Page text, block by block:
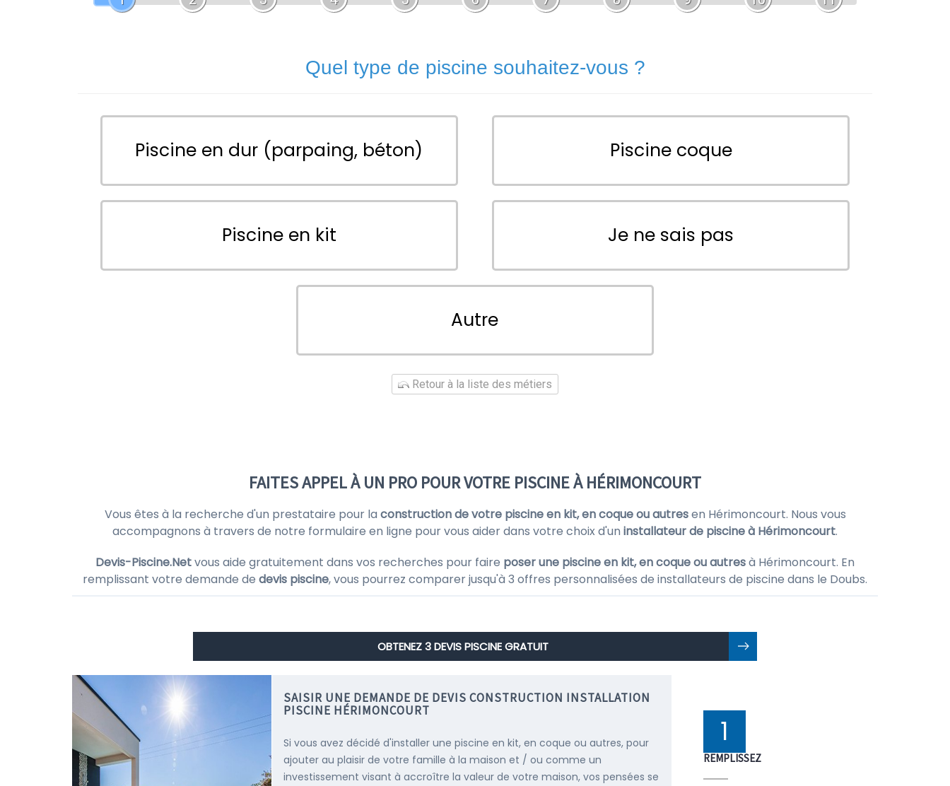
Quel type de piscine souhaitez-vous ?
Piscine en dur (parpaing, béton) Piscine coque
Piscine en kit Je ne sais pas
Autre
Retour à la liste des métiers
FAITES APPEL À UN PRO POUR VOTRE PISCINE À HÉRIMONCOURT
Vous êtes à la recherche d'un prestataire pour la construction de votre piscine en kit, en coque ou autresen Hérimoncourt. Nous vous
accompagnons à travers de notre formulaire en ligne pour vous aider dans votre choix d'un installateur de piscine à Hérimoncourt.
Devis-Piscine.Netvous aide gratuitement dans vos recherches pour faire poser une piscine en kit, en coque ou autresà Hérimoncourt. En
remplissant votre demande de devis piscine, vous pourrez comparer jusqu'à 3 offres personnalisées de installateurs de piscine dans le Doubs.
OBTENEZ 3 DEVIS PISCINE GRATUIT
SAISIR UNE DEMANDE DE DEVIS CONSTRUCTION INSTALLATION
PISCINE HÉRIMONCOURT
Si vous avez décidé d'installer une piscine en kit, en coque ou autres, pour
ajouter au plaisir de votre famille à la maison et / ou comme un
investissement visant à accroître la valeur de votre maison, vos pensées se
1
REMPLISSEZ